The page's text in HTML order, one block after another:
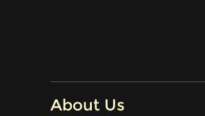
About Us